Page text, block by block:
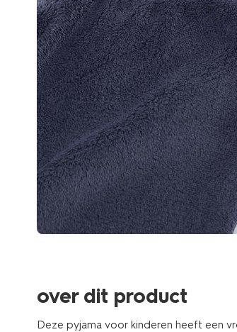
over dit product
Deze pyjama voor kinderen heeft een